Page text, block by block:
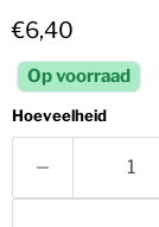
Huidige prijs
€6,40
Op voorraad
Hoeveelheid